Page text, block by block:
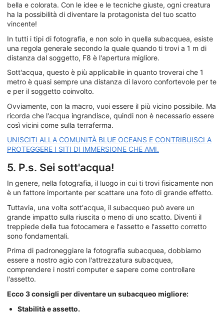
bella e colorata. Con le idee e le tecniche giuste, ogni creatura
ha la possibilità di diventare la protagonista del tuo scatto
vincente!
In tutti i tipi di fotografia, e non solo in quella subacquea, esiste
una regola generale secondo la quale quando ti trovi a 1 m di
distanza dal soggetto, F8 è l'apertura migliore.
Sott'acqua, questo è più applicabile in quanto troverai che 1
metro è quasi sempre una distanza di lavoro confortevole per te
e per il soggetto coinvolto.
Ovviamente, con la macro, vuoi essere il più vicino possibile. Ma
ricorda che l'acqua ingrandisce, quindi non è necessario essere
così vicini come sulla terraferma.
UNISCITI ALLA COMUNITÀ BLUE OCEANS E CONTRIBUISCI A
PROTEGGERE I SITI DI IMMERSIONE CHE AMI.
5. P.s. Sei sott'acqua!
In genere, nella fotografia, il luogo in cui ti trovi fisicamente non
è un fattore importante per scattare una foto di grande effetto.
Tuttavia, una volta sott'acqua, il subacqueo può avere un
grande impatto sulla riuscita o meno di uno scatto. Diventi il
treppiede della tua fotocamera e l'assetto e l'assetto corretto
sono fondamentali.
Prima di padroneggiare la fotografia subacquea, dobbiamo
essere a nostro agio con l'attrezzatura subacquea,
comprendere i nostri computer e sapere come controllare
l'assetto.
Ecco 3 consigli per diventare un subacqueo migliore:
Stabilità e assetto.